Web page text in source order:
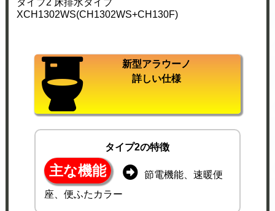
タイプ2 床排水タイプ
XCH1302WS(CH1302WS+CH130F)
新型アラウーノ
詳しい仕様
タイプ2の特徴
主な機能
節電機能、速暖便
座、便ふたカラー